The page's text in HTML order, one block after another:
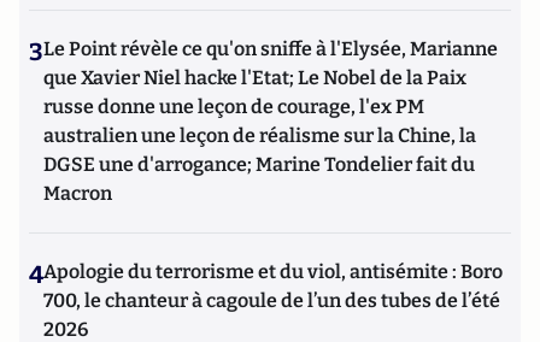
3Le Point révèle ce qu'on sniffe à l'Elysée, Marianne
que Xavier Niel hacke l'Etat; Le Nobel de la Paix
russe donne une leçon de courage, l'ex PM
australien une leçon de réalisme sur la Chine, la
DGSE une d'arrogance; Marine Tondelier fait du
Macron
4Apologie du terrorisme et du viol, antisémite : Boro
700, le chanteur à cagoule de l’un des tubes de l’été
2026